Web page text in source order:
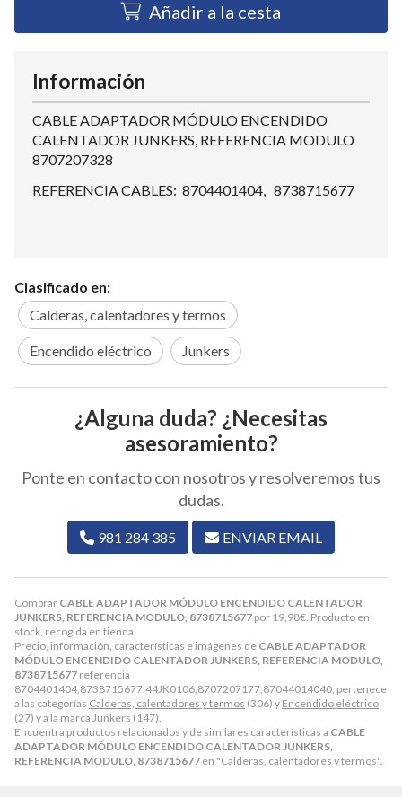
Añadir a la cesta
Comprar CABLE ADAPTADOR MÓDULO ENCENDIDO CALENTADOR
JUNKERS, REFERENCIA MODULO, 8738715677 por 19,98€ . Producto en
stock, recogida en tienda.
Precio, información, características e imágenes de CABLE ADAPTADOR
MÓDULO ENCENDIDO CALENTADOR JUNKERS, REFERENCIA MODULO,
8738715677 referencia
8704401404,8738715677.44JK0106,8707207177,87044014040, pertenece
a las categorías Calderas, calentadores y termos (306) y Encendido eléctrico
(27) y a la marca Junkers (147).
Encuentra productos relacionados y de similares características a CABLE
ADAPTADOR MÓDULO ENCENDIDO CALENTADOR JUNKERS,
REFERENCIA MODULO, 8738715677 en "Calderas, calentadores y termos".
Información
CABLE ADAPTADOR MÓDULO ENCENDIDO
CALENTADOR JUNKERS, REFERENCIA MODULO
8707207328
REFERENCIA CABLES: 8704401404, 8738715677
Clasificado en:
Calderas, calentadores y termos
Encendido eléctrico Junkers
¿Alguna duda? ¿Necesitas
asesoramiento?
Ponte en contacto con nosotros y resolveremos tus
dudas.
981 284 385 ENVIAR EMAIL